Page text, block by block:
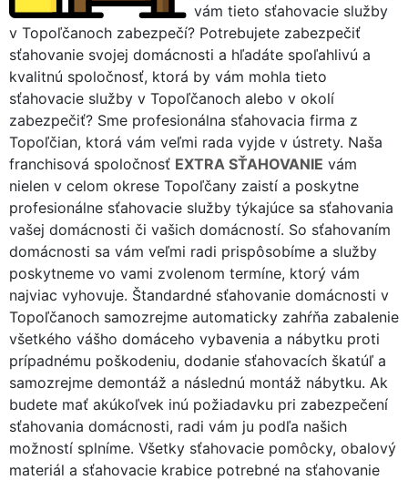
vám tieto sťahovacie služby
v Topoľčanoch zabezpečí? Potrebujete zabezpečiť
sťahovanie svojej domácnosti a hľadáte spoľahlivú a
kvalitnú spoločnosť, ktorá by vám mohla tieto
sťahovacie služby v Topoľčanoch alebo v okolí
zabezpečiť? Sme profesionálna sťahovacia firma z
Topoľčian, ktorá vám veľmi rada vyjde v ústrety. Naša
franchisová spoločnosť EXTRA SŤAHOVANIE vám
nielen v celom okrese Topoľčany zaistí a poskytne
profesionálne sťahovacie služby týkajúce sa sťahovania
vašej domácnosti či vašich domácností. So sťahovaním
domácnosti sa vám veľmi radi prispôsobíme a služby
poskytneme vo vami zvolenom termíne, ktorý vám
najviac vyhovuje. Štandardné sťahovanie domácnosti v
Topoľčanoch samozrejme automaticky zahŕňa zabalenie
všetkého vášho domáceho vybavenia a nábytku proti
prípadnému poškodeniu, dodanie sťahovacích škatúľ a
samozrejme demontáž a následnú montáž nábytku. Ak
budete mať akúkoľvek inú požiadavku pri zabezpečení
sťahovania domácnosti, radi vám ju podľa našich
možností splníme. Všetky sťahovacie pomôcky, obalový
materiál a sťahovacie krabice potrebné na sťahovanie